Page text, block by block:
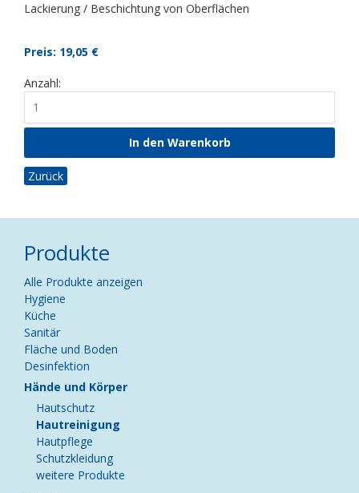
Lackierung / Beschichtung von Oberflächen
Preis: 19,05 €
Anzahl:
Zurück
Produkte
Navigation
überspringen
Alle Produkte anzeigen
Hygiene
Küche
Sanitär
Fläche und Boden
Desinfektion
Hände und Körper
Hautschutz
Hautreinigung
Hautpflege
Schutzkleidung
weitere Produkte